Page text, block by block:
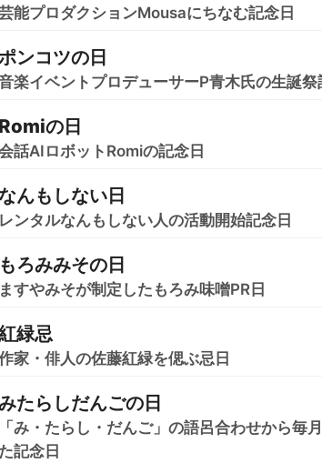
能プロダクションMousaにちなむ記念日
ンコツの日
楽イベントプロデューサーP青木氏の生誕祭
Romiの日
話AIロボットRomiの記念日
んもしない日
レンタルなんもしない人の活動開始記念日
もろみみその日
ますやみそが制定したもろみ味噌PR日
緑忌
家・俳人の佐藤紅緑を偲ぶ忌日
みたらしだんごの日
「み・たらし・だんご」の語呂合わせから毎
た記念日